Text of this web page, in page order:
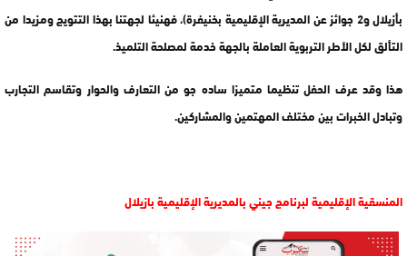
بأزيلال و2 جوائز عن المديرية الإقليمية بخنيفرة)، فهنيئا لجهتنا بهذا التتويج ومزيدا من
التألق لكل الأطر التربوية العاملة بالجهة خدمة لمصلحة التلميذ.
هذا وقد عرف الحفل تنظيما متميزا ساده جو من التعارف والحوار وتقاسم التجارب
وتبادل الخبرات بين مختلف المهتمين والمشاركين.
المنسقية الإقليمية لبرنامج جيني بالمديرية الإقليمية بازيلال